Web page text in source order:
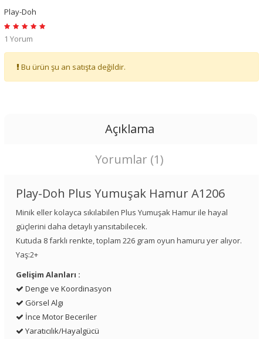
Play-Doh
1 Yorum
Bu ürün şu an satışta değildir.
Açıklama
Yorumlar (1)
Play-Doh Plus Yumuşak Hamur A1206
Minik eller kolayca sıkılabilen Plus Yumuşak Hamur ile hayal
güçlerini daha detaylı yansıtabilecek.
Kutuda 8 farklı renkte, toplam 226 gram oyun hamuru yer alıyor.
Yaş:2+
Gelişim Alanları :
Denge ve Koordinasyon
Görsel Algı
İnce Motor Beceriler
Yaratıcılık/Hayalgücü